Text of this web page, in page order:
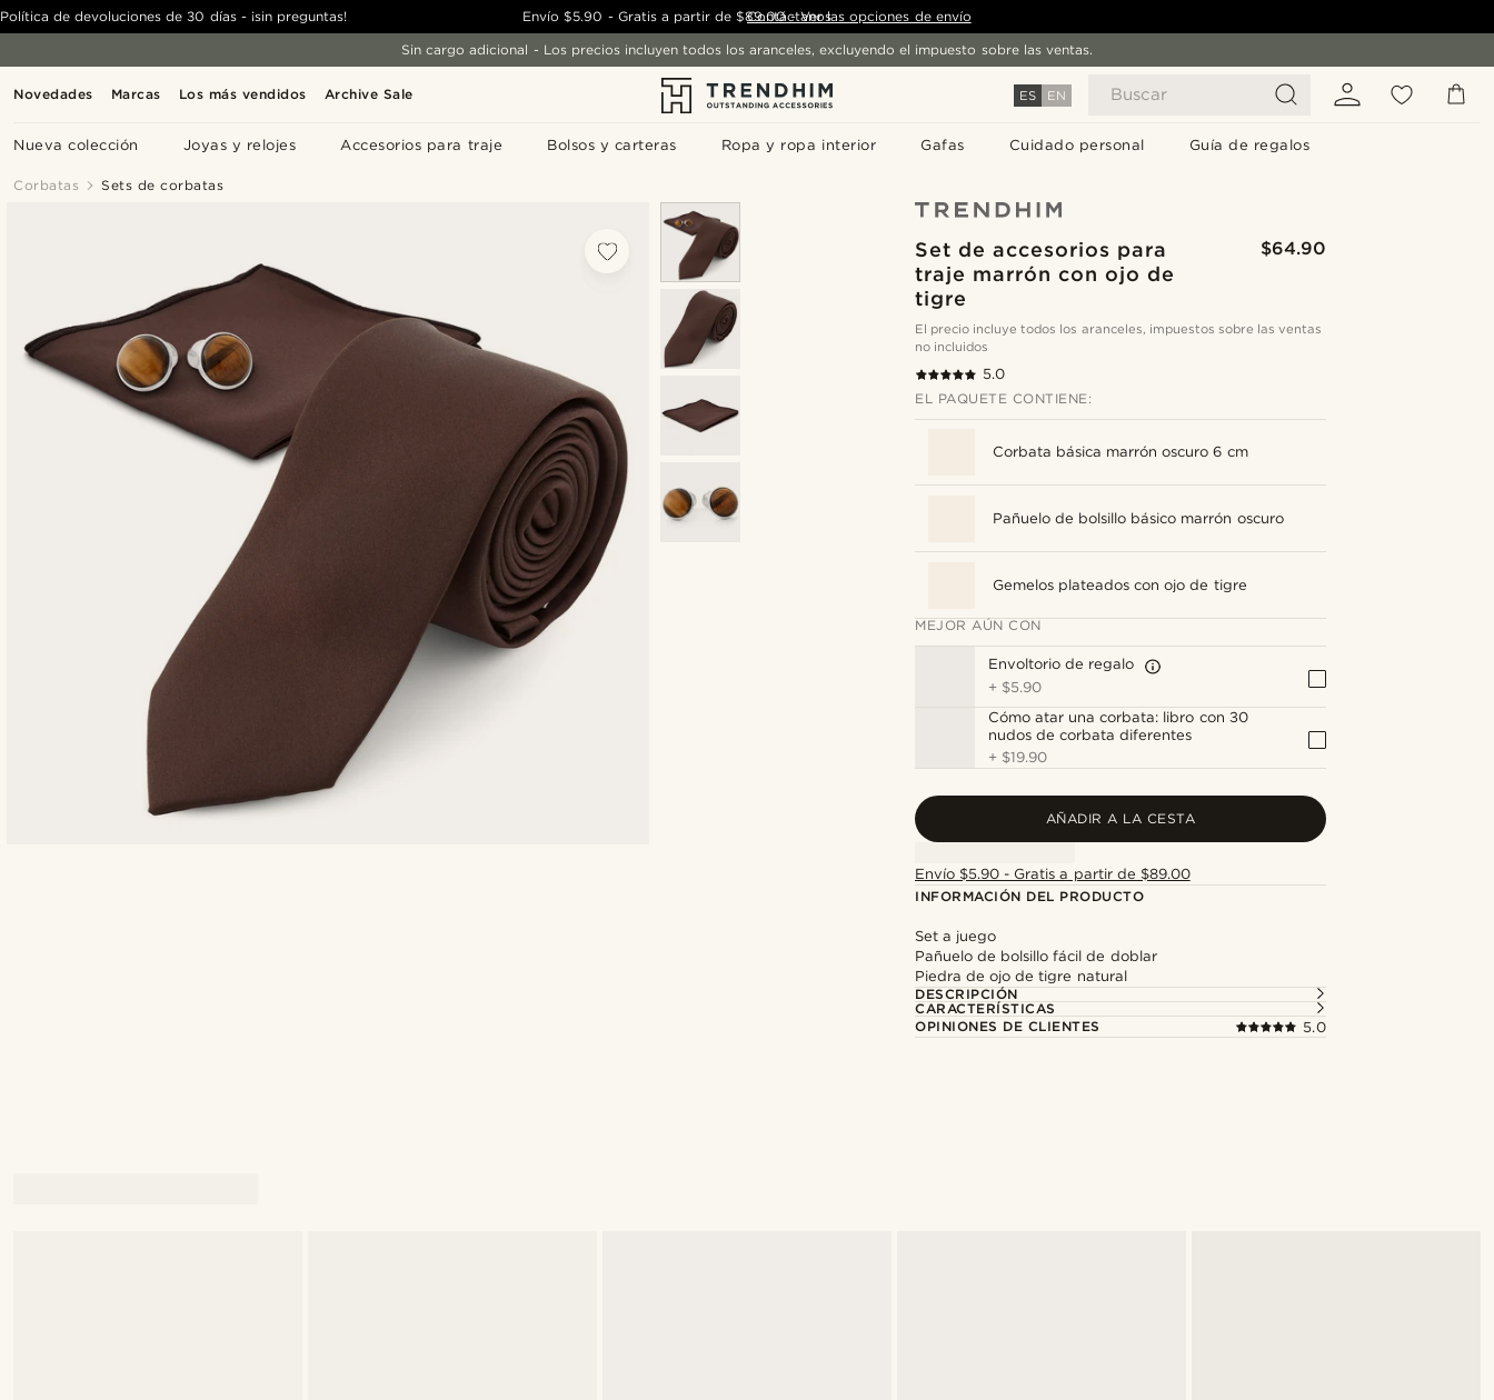
Novedades Marcas Los más vendidos Archive Sale ES EN Buscar
Nueva colección Joyas y relojes Accesorios para traje Bolsos y carteras Ropa y ropa interior Gafas Cuidado personal Guía de regalos
Política de devoluciones de 30 días - ¡sin preguntas! Envío $5.90 - Gratis a partir de $89.00 - Ver las opciones de envío
Contáctanos
Sin cargo adicional - Los precios incluyen todos los aranceles, excluyendo el impuesto sobre las ventas.
Corbatas Sets de corbatas
Set de accesorios para
traje marrón con ojo de
tigre
$64.90
El precio incluye todos los aranceles, impuestos sobre las ventas
no incluidos
5.0
EL PAQUETE CONTIENE:
Corbata básica marrón oscuro 6 cm
Pañuelo de bolsillo básico marrón oscuro
Gemelos plateados con ojo de tigre
MEJOR AÚN CON
Envoltorio de regalo
+ $5.90
Cómo atar una corbata: libro con 30
nudos de corbata diferentes
+ $19.90
AÑADIR A LA CESTA
Envío $5.90 - Gratis a partir de $89.00
INFORMACIÓN DEL PRODUCTO
Set a juego
Pañuelo de bolsillo fácil de doblar
Piedra de ojo de tigre natural
DESCRIPCIÓN
CARACTERÍSTICAS
OPINIONES DE CLIENTES
5.0